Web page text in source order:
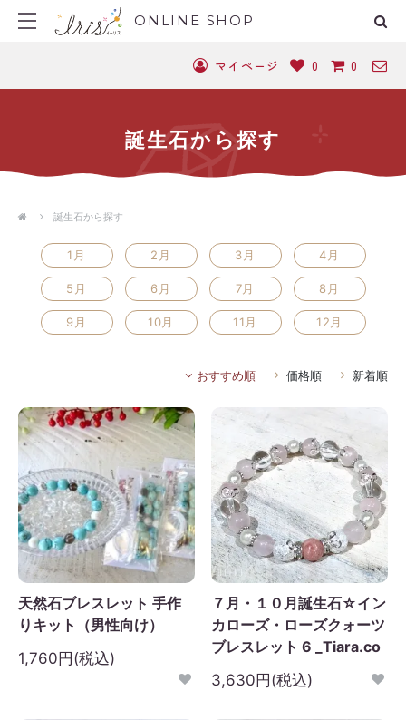
ONLINE SHOP
マイページ 0 0
誕生石から探す
誕生石から探す
1月 2月 3月 4月
5月 6月 7月 8月
9月 10月 11月 12月
おすすめ順 価格順 新着順
天然石ブレスレット 手作
りキット（男性向け）
1,760円(税込)
７月・１０月誕生石☆イン
カローズ・ローズクォーツ
ブレスレット 6 _Tiara.co
3,630円(税込)